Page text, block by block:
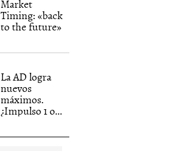
Market
Timing: «back
to the future»
La AD logra
nuevos
máximos.
¿Impulso 1 o...